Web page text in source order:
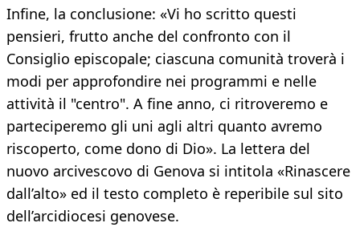
Infine, la conclusione: «Vi ho scritto questi
pensieri, frutto anche del confronto con il
Consiglio episcopale; ciascuna comunità troverà i
modi per approfondire nei programmi e nelle
attività il "centro". A fine anno, ci ritroveremo e
parteciperemo gli uni agli altri quanto avremo
riscoperto, come dono di Dio». La lettera del
nuovo arcivescovo di Genova si intitola «Rinascere
dall’alto» ed il testo completo è reperibile sul sito
dell’arcidiocesi genovese.